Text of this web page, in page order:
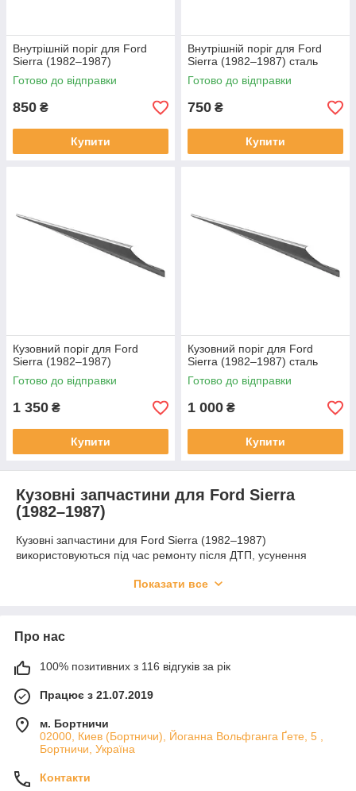
Внутрішній поріг для Ford
Sierra (1982–1987)
Готово до відправки
850 ₴
Купити
Внутрішній поріг для Ford
Sierra (1982–1987) сталь
Готово до відправки
750 ₴
Купити
Кузовний поріг для Ford
Sierra (1982–1987)
Готово до відправки
1 350 ₴
Купити
Кузовний поріг для Ford
Sierra (1982–1987) сталь
Готово до відправки
1 000 ₴
Купити
Кузовні запчастини для Ford Sierra
(1982–1987)
Кузовні запчастини для Ford Sierra (1982–1987)
використовуються під час ремонту після ДТП, усунення
підібрані деталі допомагають відновити жорсткість
Які деталі доступні
У категорії представлені пороги, лонжерони підлоги,
підсилювачі, арки та ремкомплекти. Ці елементи потрібні під
час ремонту силових і зовнішніх частин кузова, коли важливо
виконати відновлення якісно і надовго.
Переваги
Деталі виготовляються з оцинкованої або холоднокатаної
Точна форма елементів спрощує встановлення та зменшує
Показати все
Про нас
100% позитивних з 116 відгуків за рік
Працює з 21.07.2019
м. Бортничи
02000, Киев (Бортничи), Йоганна Вольфганга Ґете, 5 ,
Бортничи, Україна
Контакти